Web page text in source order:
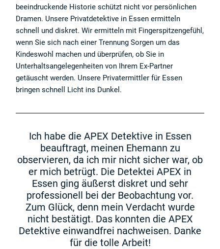
beeindruckende Historie schützt nicht vor persönlichen
Dramen. Unsere Privatdetektive in Essen ermitteln
schnell und diskret. Wir ermitteln mit Fingerspitzengefühl,
wenn Sie sich nach einer Trennung Sorgen um das
Kindeswohl machen und überprüfen, ob Sie in
Unterhaltsangelegenheiten von Ihrem Ex-Partner
getäuscht werden. Unsere Privatermittler für Essen
bringen schnell Licht ins Dunkel.
Ich habe die APEX Detektive in Essen
beauftragt, meinen Ehemann zu
observieren, da ich mir nicht sicher war, ob
er mich betrügt. Die Detektei APEX in
Essen ging äußerst diskret und sehr
professionell bei der Beobachtung vor.
Zum Glück, denn mein Verdacht wurde
nicht bestätigt. Das konnten die APEX
Detektive einwandfrei nachweisen. Danke
für die tolle Arbeit!